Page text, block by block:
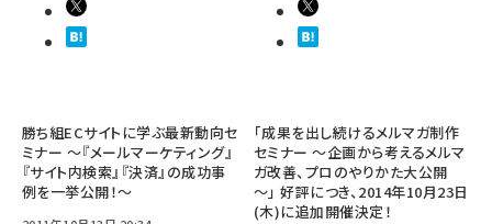
勝ち組ECサイトに学ぶ最新動向セ
ミナー ～『メールマーケティング』
『サイト内検索』『決済』の成功事
例を一挙公開！～
「成果を出し続けるメルマガ制作
セミナー ～企画から考えるメルマ
ガ改善、プロのやりかた大公開
～」 好評につき、2014年10月23日
(木)に追加開催決定！